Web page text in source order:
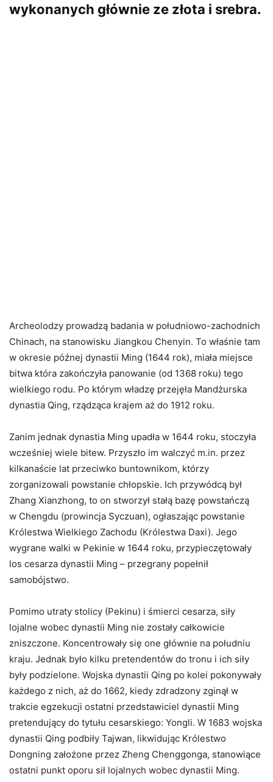
wykonanych głównie ze złota i srebra.
Archeolodzy prowadzą badania w południowo-zachodnich
Chinach, na stanowisku Jiangkou Chenyin. To właśnie tam
w okresie późnej dynastii Ming (1644 rok), miała miejsce
bitwa która zakończyła panowanie (od 1368 roku) tego
wielkiego rodu. Po którym władzę przejęła Mandżurska
dynastia Qing, rządząca krajem aż do 1912 roku.
Zanim jednak dynastia Ming upadła w 1644 roku, stoczyła
wcześniej wiele bitew. Przyszło im walczyć m.in. przez
kilkanaście lat przeciwko buntownikom, którzy
zorganizowali powstanie chłopskie. Ich przywódcą był
Zhang Xianzhong, to on stworzył stałą bazę powstańczą
w Chengdu (prowincja Syczuan), ogłaszając powstanie
Królestwa Wielkiego Zachodu (Królestwa Daxi). Jego
wygrane walki w Pekinie w 1644 roku, przypieczętowały
los cesarza dynastii Ming – przegrany popełnił
samobójstwo.
Pomimo utraty stolicy (Pekinu) i śmierci cesarza, siły
lojalne wobec dynastii Ming nie zostały całkowicie
zniszczone. Koncentrowały się one głównie na południu
kraju. Jednak było kilku pretendentów do tronu i ich siły
były podzielone. Wojska dynastii Qing po kolei pokonywały
każdego z nich, aż do 1662, kiedy zdradzony zginął w
trakcie egzekucji ostatni przedstawiciel dynastii Ming
pretendujący do tytułu cesarskiego: Yongli. W 1683 wojska
dynastii Qing podbiły Tajwan, likwidując Królestwo
Dongning założone przez Zheng Chenggonga, stanowiące
ostatni punkt oporu sił lojalnych wobec dynastii Ming.